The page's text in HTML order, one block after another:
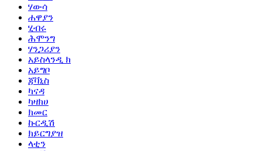
ሃውሳ
ሐዋያን
ሂብሩ
ሕሞንግ
ሃንጋሪያን
አይስላንዲ ክ
አይግቦ
ጃቫኒስ
ካናዳ
ካዛክሀ
ክመር
ኩርዲሽ
ክይርግያዝ
ላቲን